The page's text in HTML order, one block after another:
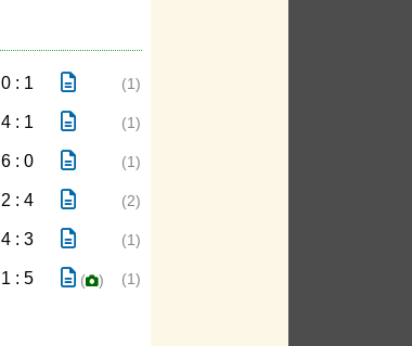
0 : 1 (1)
4 : 1 (1)
6 : 0 (1)
2 : 4 (2)
4 : 3 (1)
1 : 5 ( ) (1)